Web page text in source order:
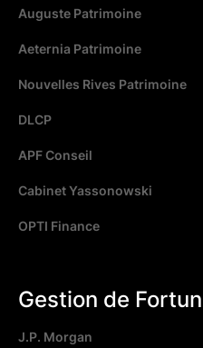
Auguste Patrimoine
Aeternia Patrimoine
Nouvelles Rives Patrimoine
DLCP
APF Conseil
Cabinet Yassonowski
OPTI Finance
Gestion de
J.P. Morgan